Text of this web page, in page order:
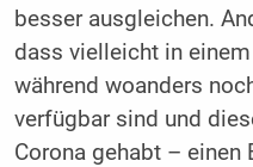
besser ausgleichen.
dass vielleicht in
während woanders
verfügbar sind und
Corona gehabt – einen